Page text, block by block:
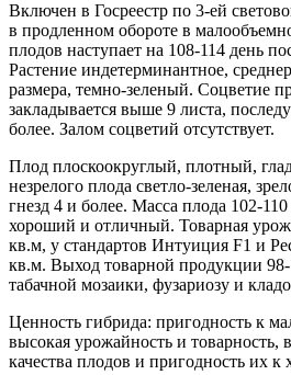
Включен в Госреестр по 3-ей
в продленном обороте в
плодов наступает на 108-114 день
Растение индетерминантное,
размера, темно-зеленый. Соцветие
закладывается выше 9 листа,
более. Залом соцветий отсутствует.
Плод плоскоокруглый, плотный,
незрелого плода светло-зеленая,
гнезд 4 и более. Масса плода 102-
хороший и отличный. Товарная
кв.м, у стандартов Интуиция F1 и
кв.м. Выход товарной продукции
табачной мозаики, фузариозу и
Ценность гибрида: пригодность к
высокая урожайность и товарность,
качества плодов и пригодность их к